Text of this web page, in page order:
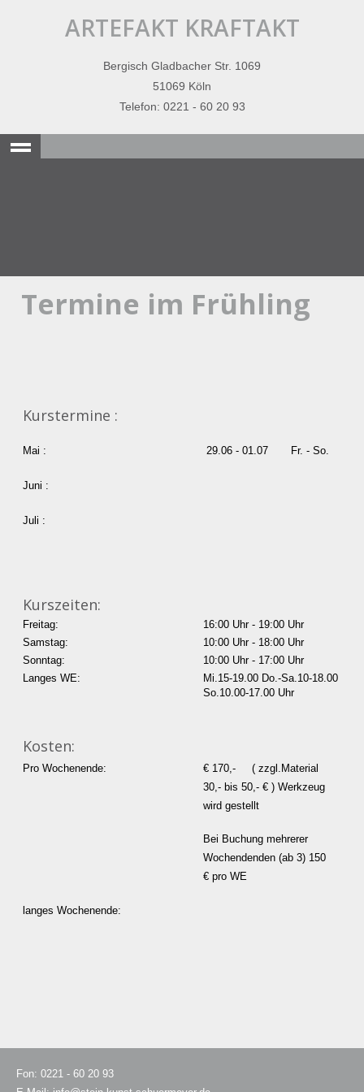
ARTEFAKT KRAFTAKT
Bergisch Gladbacher Str. 1069
51069 Köln
Telefon: 0221 - 60 20 93
Termine im Frühling
Kurstermine :
Mai : 29.06 - 01.07 Fr. - So.
Juni :
Juli :
Kurszeiten:
Freitag:
16:00 Uhr - 19:00 Uhr
Samstag:
10:00 Uhr - 18:00 Uhr
Sonntag:
10:00 Uhr - 17:00 Uhr
Langes WE:
Mi.15-19.00 Do.-Sa.10-18.00
So.10.00-17.00 Uhr
Kosten:
Pro Wochenende:
€ 170,- ( zzgl.Material
30,- bis 50,- € ) Werkzeug
wird gestellt
Bei Buchung mehrerer
Wochendenden (ab 3) 150
€ pro WE
langes Wochenende:
Fon: 0221 - 60 20 93